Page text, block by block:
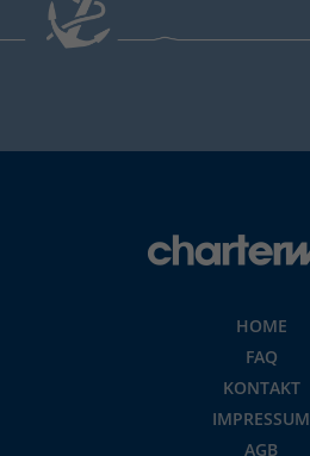
HOME
FAQ
KONTAKT
IMPRESSUM
AGB